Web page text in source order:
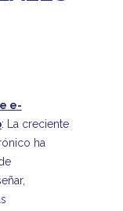
e-
: La creciente
ha